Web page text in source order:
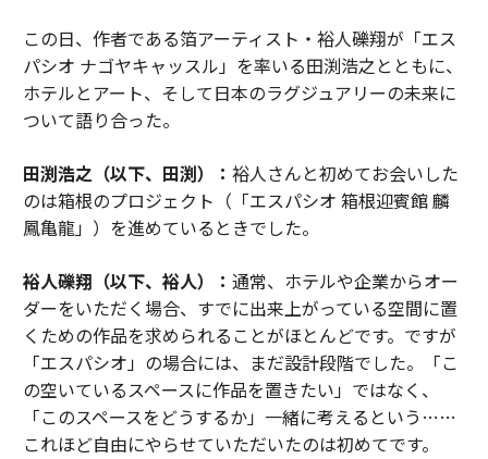
この日、作者である箔アーティスト・裕人礫翔が「エス
パシオ ナゴヤキャッスル」を率いる田渕浩之とともに、
ホテルとアート、そして日本のラグジュアリーの未来に
ついて語り合った。
田渕浩之（以下、田渕）： 裕人さんと初めてお会いした
のは箱根のプロジェクト（「エスパシオ 箱根迎賓館 麟
鳳亀龍」）を進めているときでした。
裕人礫翔（以下、裕人）： 通常、ホテルや企業からオー
ダーをいただく場合、すでに出来上がっている空間に置
くための作品を求められることがほとんどです。ですが
「エスパシオ」の場合には、まだ設計段階でした。「こ
の空いているスペースに作品を置きたい」ではなく、
「このスペースをどうするか」一緒に考えるという……
これほど自由にやらせていただいたのは初めてです。